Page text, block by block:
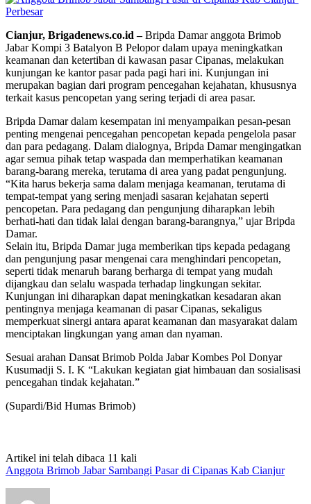
Perbesar
Cianjur, Brigadenews.co.id –Bripda Damar anggota Brimob
Jabar Kompi 3 Batalyon B Pelopor dalam upaya meningkatkan
keamanan dan ketertiban di kawasan pasar Cipanas, melakukan
kunjungan ke kantor pasar pada pagi hari ini. Kunjungan ini
merupakan bagian dari program pencegahan kejahatan, khususnya
terkait kasus pencopetan yang sering terjadi di area pasar.
Bripda Damar dalam kesempatan ini menyampaikan pesan-pesan
penting mengenai pencegahan pencopetan kepada pengelola pasar
dan para pedagang. Dalam dialognya, Bripda Damar mengingatkan
agar semua pihak tetap waspada dan memperhatikan keamanan
barang-barang mereka, terutama di area yang padat pengunjung.
“Kita harus bekerja sama dalam menjaga keamanan, terutama di
tempat-tempat yang sering menjadi sasaran kejahatan seperti
pencopetan. Para pedagang dan pengunjung diharapkan lebih
berhati-hati dan tidak lalai dengan barang-barangnya,” ujar Bripda
Damar.
Selain itu, Bripda Damar juga memberikan tips kepada pedagang
dan pengunjung pasar mengenai cara menghindari pencopetan,
seperti tidak menaruh barang berharga di tempat yang mudah
dijangkau dan selalu waspada terhadap lingkungan sekitar.
Kunjungan ini diharapkan dapat meningkatkan kesadaran akan
pentingnya menjaga keamanan di pasar Cipanas, sekaligus
memperkuat sinergi antara aparat keamanan dan masyarakat dalam
menciptakan lingkungan yang aman dan nyaman.
Sesuai arahan Dansat Brimob Polda Jabar Kombes Pol Donyar
Kusumadji S. I. K “Lakukan kegiatan giat himbauan dan sosialisasi
pencegahan tindak kejahatan.”
(Supardi/Bid Humas Brimob)
Artikel ini telah dibaca 11 kali
Anggota Brimob Jabar Sambangi Pasar di Cipanas Kab Cianjur